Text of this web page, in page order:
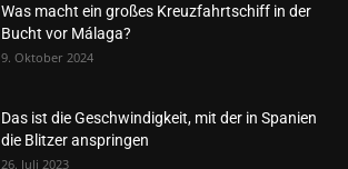
Was macht ein großes Kreuzfahrtschiff in der
Bucht vor Málaga?
9. Oktober 2024
Das ist die Geschwindigkeit, mit der in Spanien
die Blitzer anspringen
26. Juli 2023